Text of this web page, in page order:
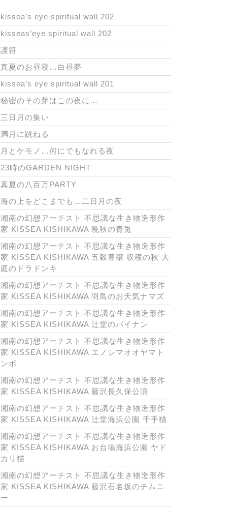
kissea’s eye spiritual wall 202
kisseas’eye spiritual wall 202
護符
真夏のお昼寝…白昼夢
kissea’s eye spiritual wall 201
秘密のその芽はこの夜に…
三日月の集い
満月に跳ねる
月とケモノ…何にでもなれる夜
23時のGARDEN NIGHT
真夏の八百万PARTY
海の上をどこまでも…二日月の夜
湘南の幻想アーチスト 不思議な生き物造形作
家 KISSEA KISHIKAWA 晩秋の青兎
湘南の幻想アーチスト 不思議な生き物造形作
家 KISSEA KISHIKAWA 五穀豊穣 収穫の秋 大
庭のドラドンキ
湘南の幻想アーチスト 不思議な生き物造形作
家 KISSEA KISHIKAWA 羽鳥のお天気ナマズ
湘南の幻想アーチスト 不思議な生き物造形作
家 KISSEA KISHIKAWA 辻堂のパイナン
湘南の幻想アーチスト 不思議な生き物造形作
家 KISSEA KISHIKAWA エノシマオオヤマト
ンボ
湘南の幻想アーチスト 不思議な生き物造形作
家 KISSEA KISHIKAWA 藤沢長久保公演
湘南の幻想アーチスト 不思議な生き物造形作
家 KISSEA KISHIKAWA 辻堂海浜公園 千手猫
湘南の幻想アーチスト 不思議な生き物造形作
家 KISSEA KISHIKAWA お台場海浜公園 ヤド
カリ猫
湘南の幻想アーチスト 不思議な生き物造形作
家 KISSEA KISHIKAWA 藤沢石名坂のチムニ
ー